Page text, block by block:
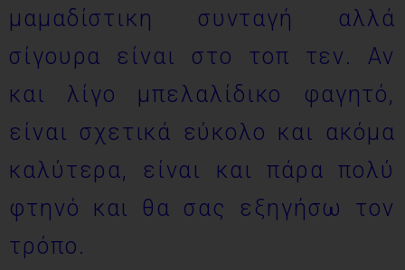
μαμαδίστικη συνταγή αλλά
σίγουρα είναι στο τοπ τεν. Αν
και λίγο μπελαλίδικο φαγητό,
είναι σχετικά εύκολο και ακόμα
καλύτερα, είναι και πάρα πολύ
φτηνό και θα σας εξηγήσω τον
τρόπο.